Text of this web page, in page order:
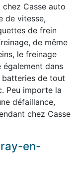
Casse auto
de vitesse,
de frein
de même
le freinage
dans
batteries de tout
Peu importe la
défaillance,
chez Casse
en-